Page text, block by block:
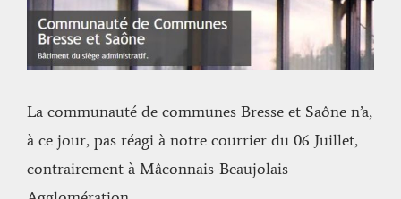
La communauté de communes Bresse et Saône n’a,
à ce jour, pas réagi à notre courrier du 06 Juillet,
contrairement à Mâconnais-Beaujolais